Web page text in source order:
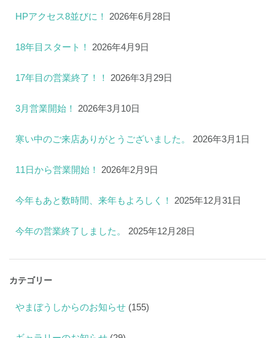
HPアクセス8並びに！ 2026年6月28日
18年目スタート！ 2026年4月9日
17年目の営業終了！！ 2026年3月29日
3月営業開始！ 2026年3月10日
寒い中のご来店ありがとうございました。 2026年3月1日
11日から営業開始！ 2026年2月9日
今年もあと数時間、来年もよろしく！ 2025年12月31日
今年の営業終了しました。 2025年12月28日
カテゴリー
やまぼうしからのお知らせ (155)